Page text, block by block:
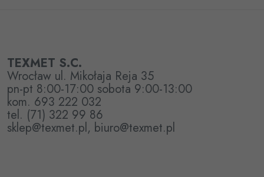
TEXMET S.C.
Wrocław ul. Mikołaja Reja 35
pn-pt 8:00-17:00 sobota 9:00-13:00
kom. 693 222 032
tel. (71) 322 99 86
sklep@texmet.pl, biuro@texmet.pl